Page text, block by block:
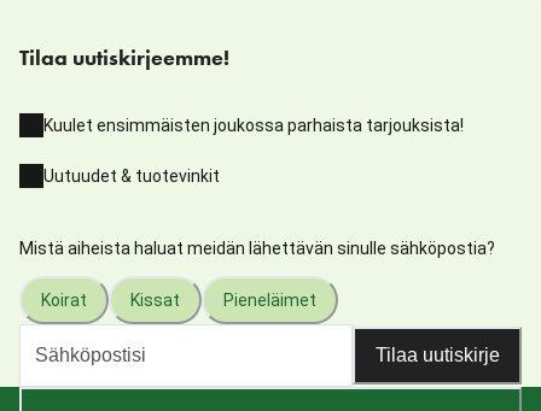
Tilaa uutiskirjeemme!
Kuulet ensimmäisten joukossa parhaista tarjouksista!
Uutuudet & tuotevinkit
Mistä aiheista haluat meidän lähettävän sinulle sähköpostia?
Koirat Kissat Pieneläimet
Tilaa uutiskirje